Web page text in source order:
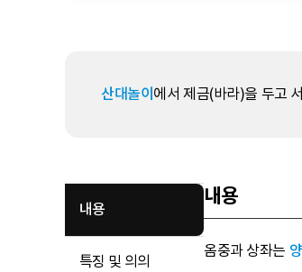
산대놀이 에서 제금(바라)을 두고
내용
특징 및 의의
내용
옴중과 상좌는